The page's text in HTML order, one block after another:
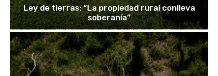
Ley de tierras: “La propiedad rural conlleva
soberanía”